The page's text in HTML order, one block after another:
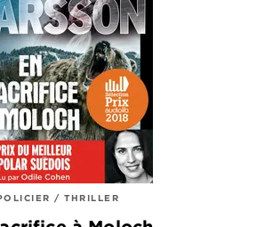
/ THRILLER